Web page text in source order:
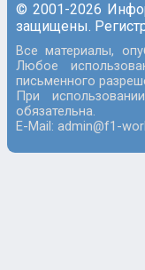
© 2001-2026
защищены.
Все материалы,
Любое
письменного
При
обязательна.
E-Mail: admin@f1-